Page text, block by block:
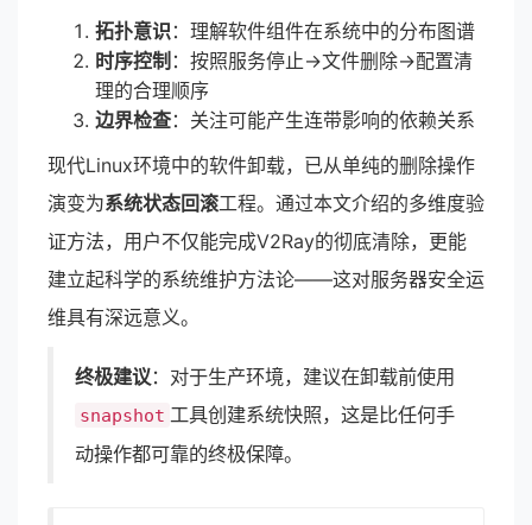
拓扑意识：理解软件组件在系统中的分布图谱
时序控制 ：按照服务停止→文件删除→配置清
理的合理顺序
边界检查：关注可能产生连带影响的依赖关系
现代Linux环境中的软件卸载，已从单纯的删除操作
演变为系统状态回滚工程。通过本文介绍的多维度验
证方法，用户不仅能完成V2Ray的彻底清除，更能
建立起科学的系统维护方法论——这对服务器安全运
维具有深远意义。
终极建议：对于生产环境，建议在卸载前使用
snapshot 工具创建系统快照，这是比任何手
动操作都可靠的终极保障。